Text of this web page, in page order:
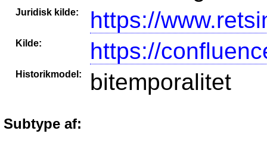
Juridisk kilde: https://
Kilde: https://
Historikmodel: bitemporalitet
Subtype af: